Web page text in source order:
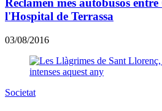
Reclamen més autobusos
l'Hospital de Terrassa
03/08/2016
Societat